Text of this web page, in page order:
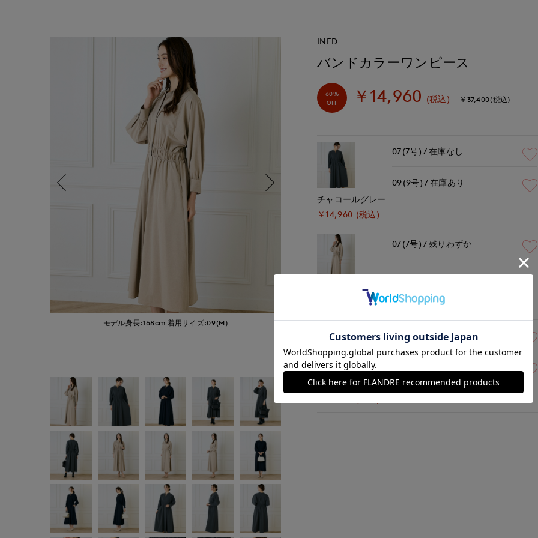
モデル身長:168cm 着用サイズ:09(M) モデル身長:168cm 着用サイズ:09(M)
INED
バンドカラーワンピース
60%
OFF
￥14,960 (税込) ￥37,400(税込)
チャコールグレー
￥14,960 (税込)
07(7号) 在庫なし
09(9号) 在庫あり
￥14,960 (税込)
07(7号) 残りわずか
ネイビー
07(7号) 在庫あり